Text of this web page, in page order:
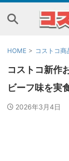
HOME > コストコ商
コストコ新作
ビーフ味を実
2026年3月4日